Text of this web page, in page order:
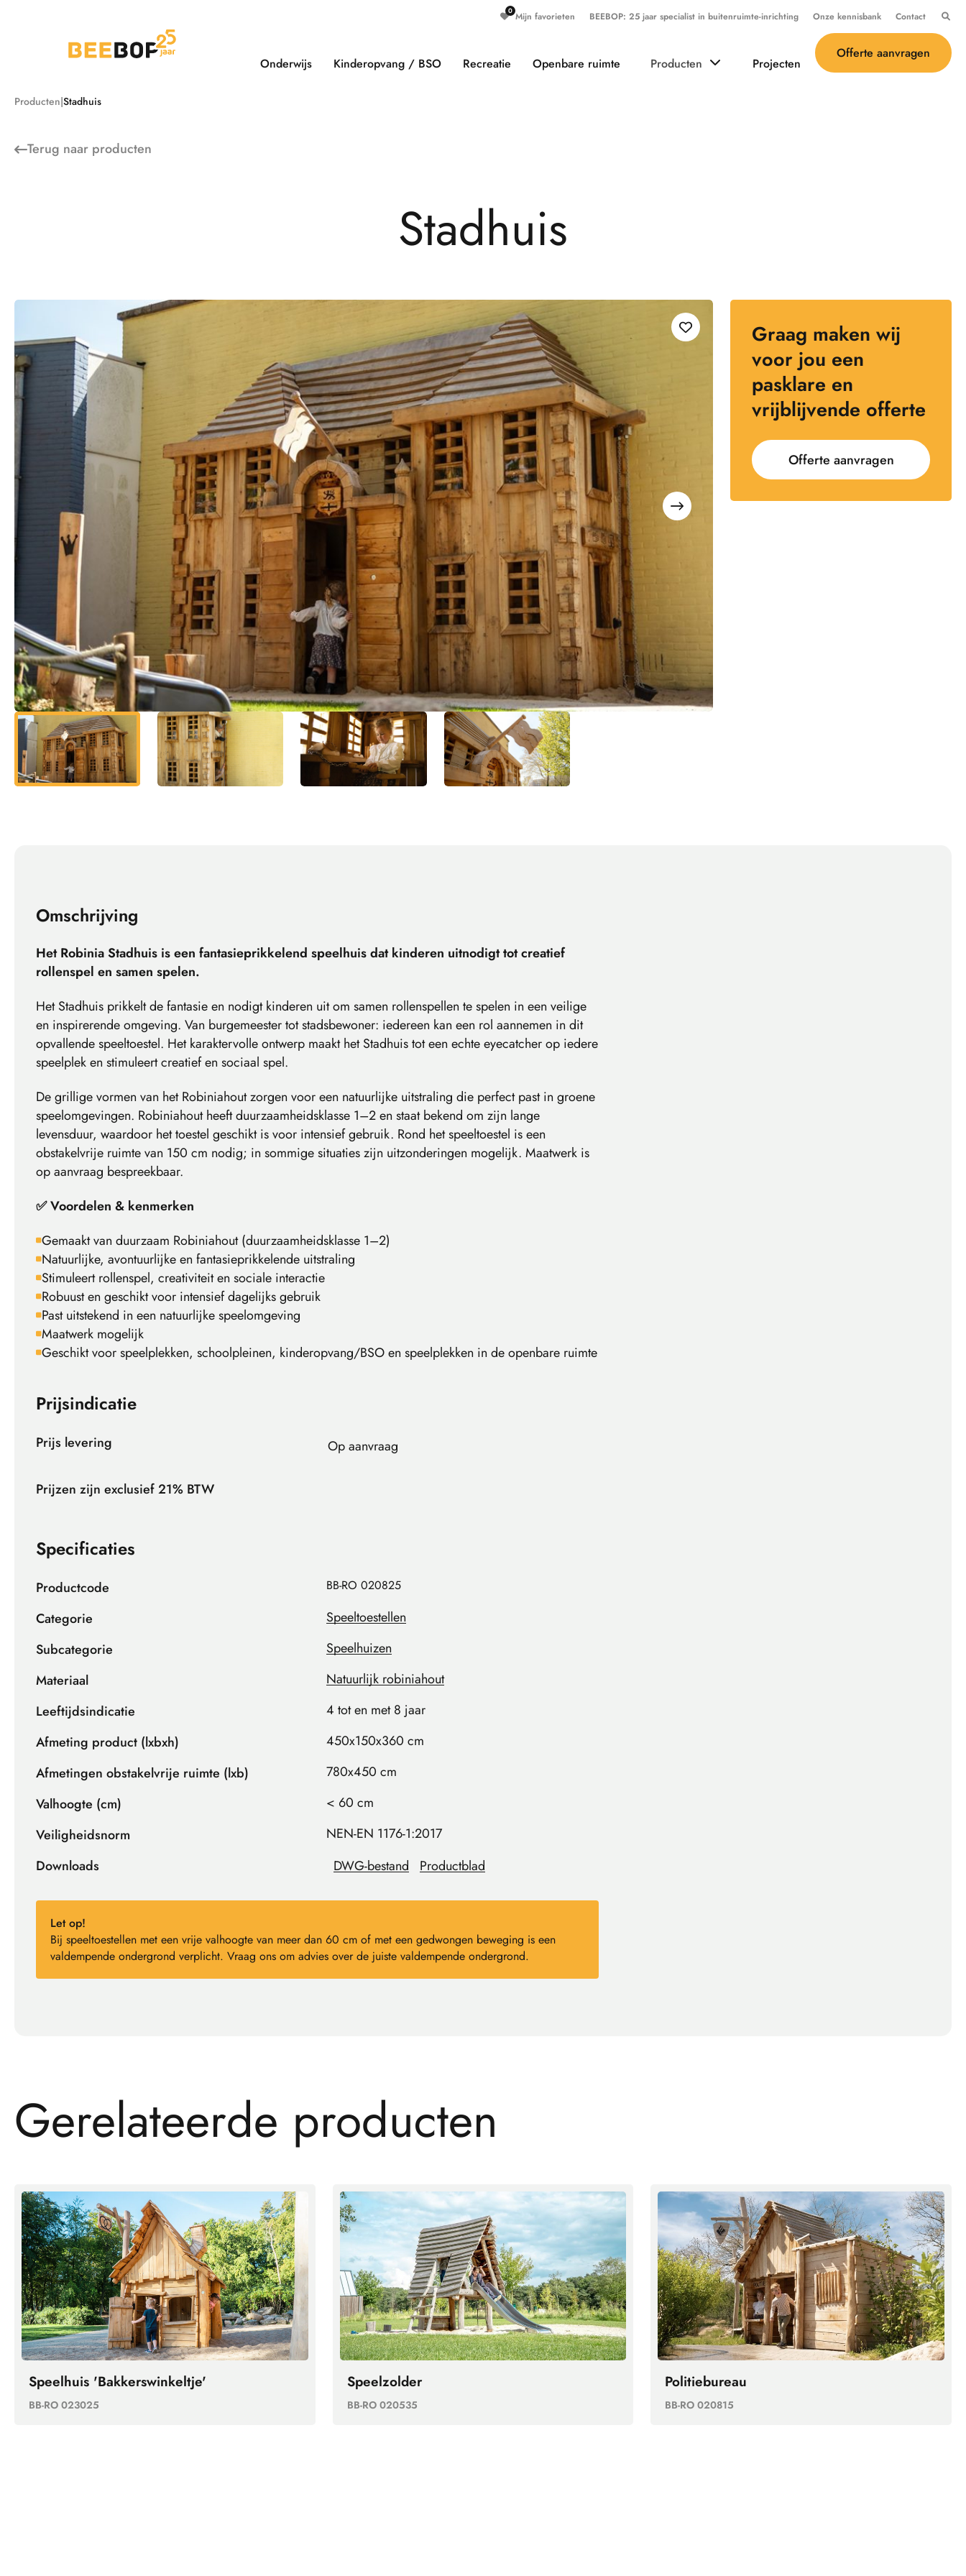
Mijn favorieten BEEBOP: 25 jaar specialist in buitenruimte-inrichting Onze kennisbank Contact
Offerte aanvragen
Onderwijs Kinderopvang / BSO Recreatie Openbare ruimte Producten Projecten
Producten Stadhuis
Terug naar producten
Stadhuis
Graag maken wij
voor jou een
pasklare en
vrijblijvende offerte
Offerte aanvragen
Omschrijving
Het Robinia Stadhuis is een fantasieprikkelend speelhuis dat kinderen uitnodigt tot creatief
rollenspel en samen spelen.
Het Stadhuis prikkelt de fantasie en nodigt kinderen uit om samen rollenspellen te spelen in een veilige
en inspirerende omgeving. Van burgemeester tot stadsbewoner: iedereen kan een rol aannemen in dit
opvallende speeltoestel. Het karaktervolle ontwerp maakt het Stadhuis tot een echte eyecatcher op iedere
speelplek en stimuleert creatief en sociaal spel.
De grillige vormen van het Robiniahout zorgen voor een natuurlijke uitstraling die perfect past in groene
speelomgevingen. Robiniahout heeft duurzaamheidsklasse 1–2 en staat bekend om zijn lange
levensduur, waardoor het toestel geschikt is voor intensief gebruik. Rond het speeltoestel is een
obstakelvrije ruimte van 150 cm nodig; in sommige situaties zijn uitzonderingen mogelijk. Maatwerk is
op aanvraag bespreekbaar.
✅ Voordelen & kenmerken
Gemaakt van duurzaam Robiniahout (duurzaamheidsklasse 1–2)
Natuurlijke, avontuurlijke en fantasieprikkelende uitstraling
Stimuleert rollenspel, creativiteit en sociale interactie
Robuust en geschikt voor intensief dagelijks gebruik
Past uitstekend in een natuurlijke speelomgeving
Maatwerk mogelijk
Geschikt voor speelplekken, schoolpleinen, kinderopvang/BSO en speelplekken in de openbare ruimte
Prijsindicatie
Prijs levering Op aanvraag
Prijzen zijn exclusief 21% BTW
Specificaties
Productcode BB-RO 020825
Categorie
Speeltoestellen
Subcategorie
Speelhuizen
Materiaal
Natuurlijk robiniahout
Leeftijdsindicatie
4 tot en met 8 jaar
Afmeting product (lxbxh)
450x150x360 cm
Afmetingen obstakelvrije ruimte (lxb)
780x450 cm
Valhoogte (cm)
< 60 cm
Veiligheidsnorm
NEN-EN 1176-1:2017
Downloads
DWG-bestand Productblad
Let op!
Bij speeltoestellen met een vrije valhoogte van meer dan 60 cm of met een gedwongen beweging is een
valdempende ondergrond verplicht. Vraag ons om advies over de juiste valdempende ondergrond.
Gerelateerde producten
Speelhuis 'Bakkerswinkeltje'
BB-RO 023025
Speelzolder
BB-RO 020535
Politiebureau
BB-RO 020815